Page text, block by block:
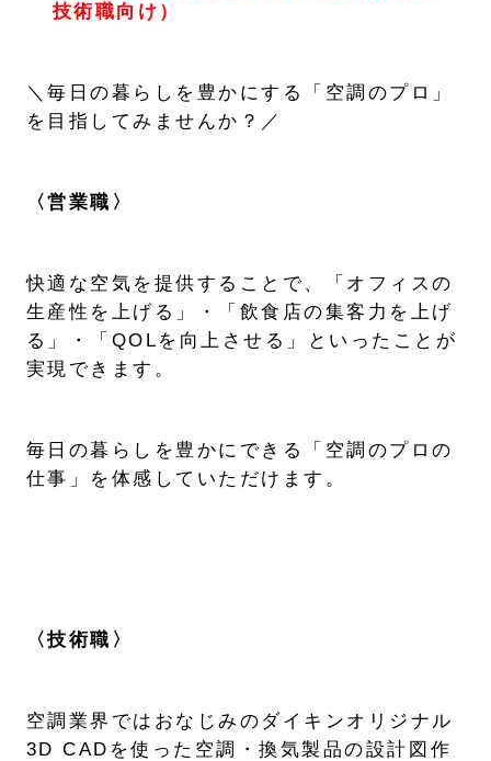
技術職向け）
＼毎日の暮らしを豊かにする「空調のプロ」
を目指してみませんか？／
〈営業職〉
快適な空気を提供することで、「オフィスの
生産性を上げる」・「飲食店の集客力を上げ
る」・「QOLを向上させる」といったことが
実現できます。
毎日の暮らしを豊かにできる「空調のプロの
仕事」を体感していただけます。
〈技術職〉
空調業界ではおなじみのダイキンオリジナル
3D CADを使った空調・換気製品の設計図作